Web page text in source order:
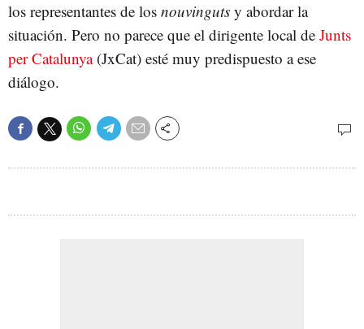
los representantes de los nouvinguts y abordar la
situación. Pero no parece que el dirigente local de Junts
per Catalunya(JxCat) esté muy predispuesto a ese
diálogo.